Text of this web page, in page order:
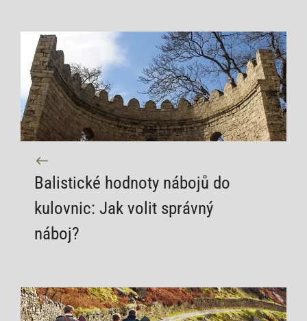
Balistické hodnoty nábojů do
kulovnic: Jak volit správný
náboj?